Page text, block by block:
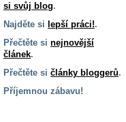
si svůj blog.
Najděte si lepší práci!.
Přečtěte si nejnovější
článek.
Přečtěte si články bloggerů.
Příjemnou zábavu!